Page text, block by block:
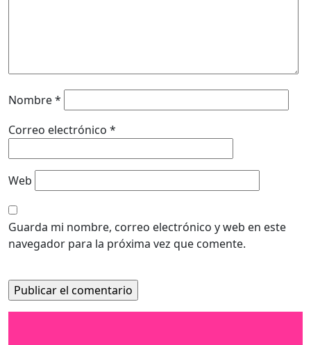
Nombre*
Correo electrónico *
Web
Guarda mi nombre, correo electrónico y web en este
navegador para la próxima vez que comente.